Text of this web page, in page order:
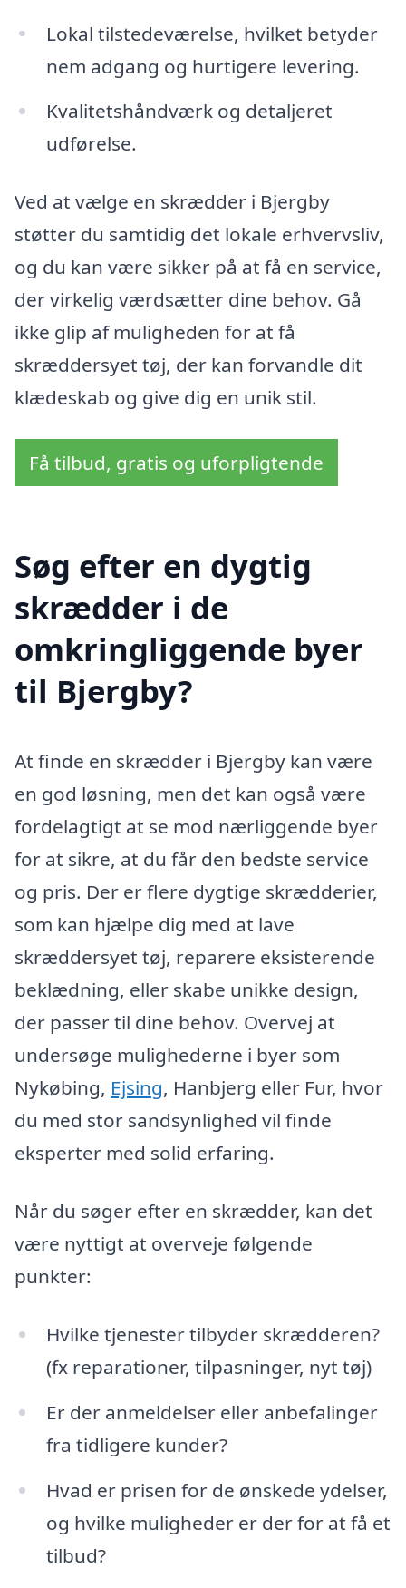
Lokal tilstedeværelse, hvilket betyder
nem adgang og hurtigere levering.
Kvalitetshåndværk og detaljeret
udførelse.
Ved at vælge en skrædder i Bjergby
støtter du samtidig det lokale erhvervsliv,
og du kan være sikker på at få en service,
der virkelig værdsætter dine behov. Gå
ikke glip af muligheden for at få
skræddersyet tøj, der kan forvandle dit
klædeskab og give dig en unik stil.
Få tilbud, gratis og uforpligtende
Søg efter en dygtig
skrædder i de
omkringliggende byer
til Bjergby?
At finde en skrædder i Bjergby kan være
en god løsning, men det kan også være
fordelagtigt at se mod nærliggende byer
for at sikre, at du får den bedste service
og pris. Der er flere dygtige skrædderier,
som kan hjælpe dig med at lave
skræddersyet tøj, reparere eksisterende
beklædning, eller skabe unikke design,
der passer til dine behov. Overvej at
undersøge mulighederne i byer som
Nykøbing, Ejsing, Hanbjerg eller Fur, hvor
du med stor sandsynlighed vil finde
eksperter med solid erfaring.
Når du søger efter en skrædder, kan det
være nyttigt at overveje følgende
punkter:
Hvilke tjenester tilbyder skrædderen?
(fx reparationer, tilpasninger, nyt tøj)
Er der anmeldelser eller anbefalinger
fra tidligere kunder?
Hvad er prisen for de ønskede ydelser,
og hvilke muligheder er der for at få et
tilbud?